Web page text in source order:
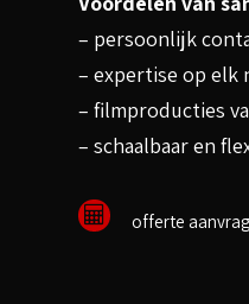
– persoonlijk
– expertise op elk
– filmproducties
– schaalbaar en
offerte